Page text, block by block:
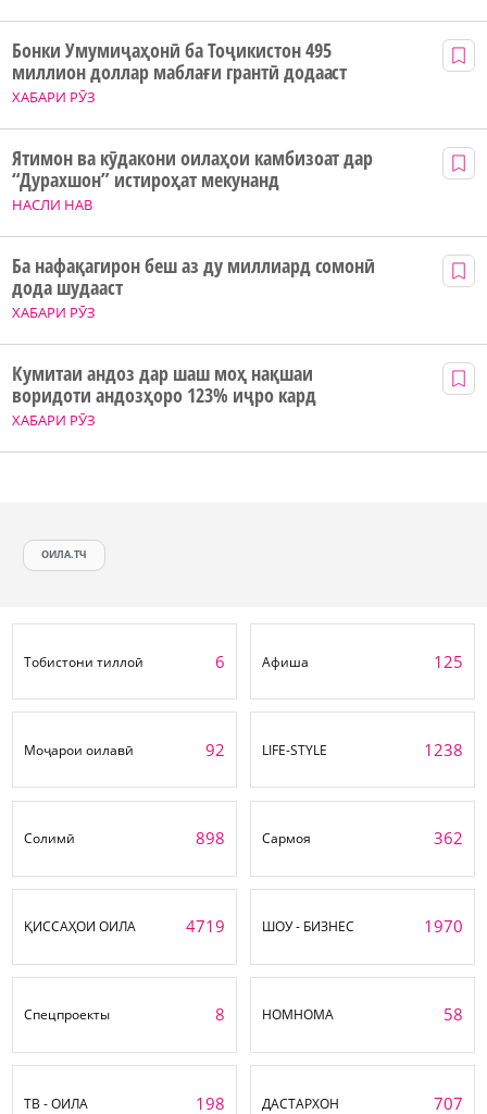
ХАБАРИ РӮЗ
Бонки Умумиҷаҳонӣ ба Тоҷикистон 495
миллион доллар маблағи грантӣ додааст
НАСЛИ НАВ
Ятимон ва кӯдакони оилаҳои камбизоат дар
“Дурахшон” истироҳат мекунанд
ХАБАРИ РӮЗ
Ба нафақагирон беш аз ду миллиард сомонӣ
дода шудааст
ХАБАРИ РӮЗ
Кумитаи андоз дар шаш моҳ нақшаи
воридоти андозҳоро 123% иҷро кард
ОИЛА.ТЧ
Тобистони тиллоӣ 6 Афиша 125
Моҷарои оилавӣ 92 LIFE-STYLE 1238
Солимӣ 898 Сармоя 362
ҚИССАҲОИ ОИЛА 4719 ШОУ - БИЗНЕС 1970
Спецпроекты 8 НОМНОМА 58
ТВ - ОИЛА 198 ДАСТАРХОН 707